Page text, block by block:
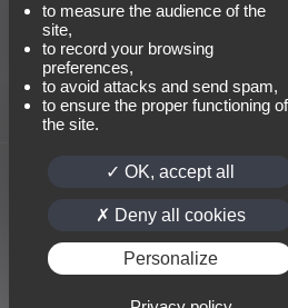
© 2022 AMCE | Tous droits
Politique de
to measure the audience of the
site,
to record your browsing
preferences,
to avoid attacks and send spam,
to ensure the proper functioning of
the site.
OK, accept all
Deny all cookies
Personalize